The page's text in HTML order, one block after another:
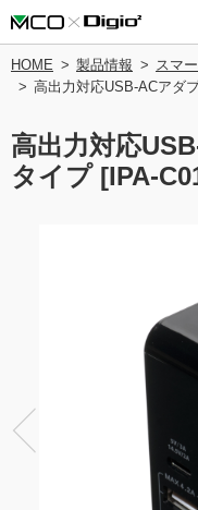
HOME 製品情報 スマ
高出力対応USB-ACアダ
高出力対応
タイプ [IPA-